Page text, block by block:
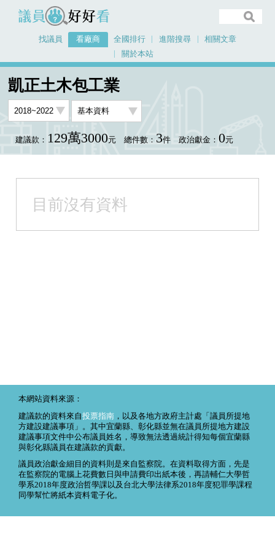
議員好好看
找議員 看廠商 全國排行 進階搜尋
相關文章
關於本站
凱正土木包工業
建議款： 129萬3000元 總件數： 3件 政治獻金： 0元
目前沒有資料
本網站資料來源：
建議款的資料來自投票指南 ，以及各地方政府主計處「議員所提地
方建設建議事項」。其中宜蘭縣、彰化縣並無在議員所提地方建設
建議事項文件中公布議員姓名，導致無法透過統計得知每個宜蘭縣
與彰化縣議員在建議款的貢獻。
議員政治獻金細目的資料則是來自監察院。在資料取得方面，先是
在監察院的電腦上花費數日與申請費印出紙本後，再請輔仁大學哲
學系2018年度政治哲學課以及台北大學法律系2018年度犯罪學課程
同學幫忙將紙本資料電子化。